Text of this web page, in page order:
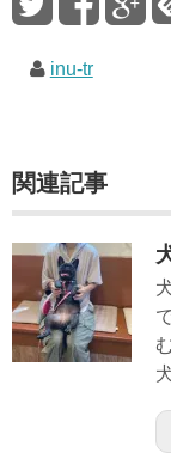
inu-tr
関連記事